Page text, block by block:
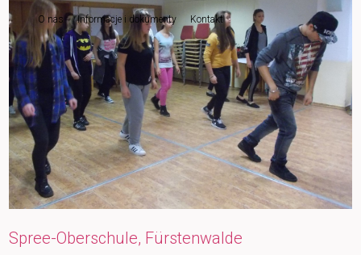
do
tekstu
O nas Informacje i dokumenty Kontakt
Spree-Oberschule, Fürstenwalde